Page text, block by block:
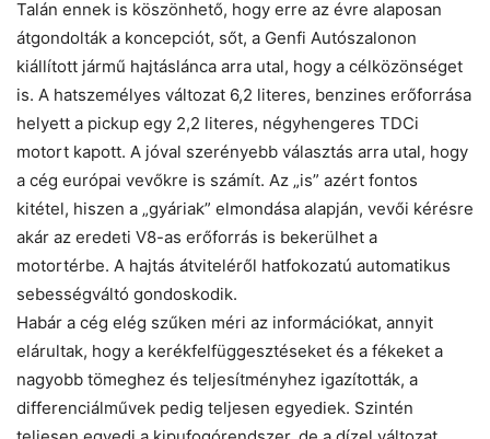
Talán ennek is köszönhető, hogy erre az évre alaposan
átgondolták a koncepciót, sőt, a Genfi Autószalonon
kiállított jármű hajtáslánca arra utal, hogy a célközönséget
is. A hatszemélyes változat 6,2 literes, benzines erőforrása
helyett a pickup egy 2,2 literes, négyhengeres TDCi
motort kapott. A jóval szerényebb választás arra utal, hogy
a cég európai vevőkre is számít. Az „is” azért fontos
kitétel, hiszen a „gyáriak” elmondása alapján, vevői kérésre
akár az eredeti V8-as erőforrás is bekerülhet a
motortérbe. A hajtás átviteléről hatfokozatú automatikus
sebességváltó gondoskodik.
Habár a cég elég szűken méri az információkat, annyit
elárultak, hogy a kerékfelfüggesztéseket és a fékeket a
nagyobb tömeghez és teljesítményhez igazították, a
differenciálművek pedig teljesen egyediek. Szintén